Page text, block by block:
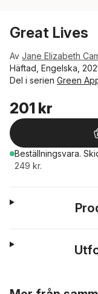
Great Lives
Av Jane Elizabeth
Häftad, Engelska,
Del i serien Green
201 kr
Beställningsvara.
249 kr.